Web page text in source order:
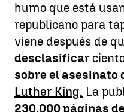
humo que está
republicano para
viene después de
desclasificar
sobre el asesinato
Luther King. La
230.000 páginas